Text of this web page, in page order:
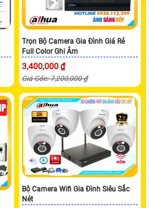
Trọn Bộ Camera Gia Đình Giá Rẻ
Full Color Ghi Âm
3,400,000 ₫
Giá Gốc: 7,200,000 ₫
Bộ Camera Wifi Gia Đình Siêu Sắc
Nét